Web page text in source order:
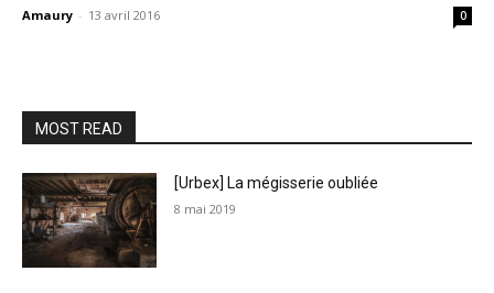
Amaury - 13 avril 2016 0
MOST READ
[Urbex] La mégisserie oubliée
8 mai 2019